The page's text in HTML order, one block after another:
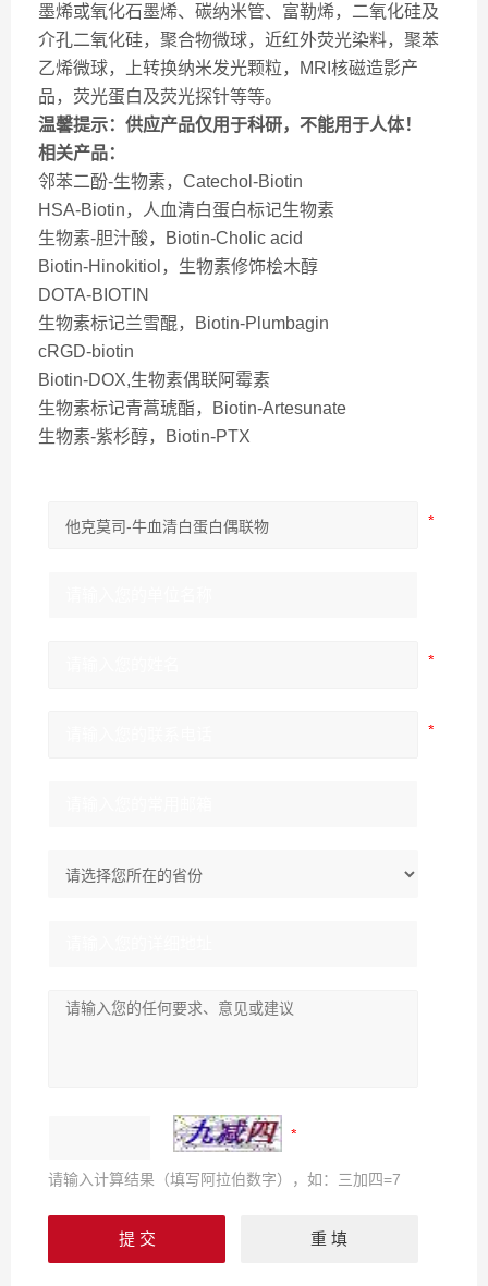
墨烯或氧化石墨烯、碳纳米管、富勒烯，二氧化硅及
介孔二氧化硅，聚合物微球，近红外荧光染料，聚苯
乙烯微球，上转换纳米发光颗粒，MRI核磁造影产
品，荧光蛋白及荧光探针等等。
温馨提示：供应产品仅用于科研，不能用于人体！
相关产品：
邻苯二酚-生物素，Catechol-Biotin
HSA-Biotin，人血清白蛋白标记生物素
生物素-胆汁酸，Biotin-Cholic acid
Biotin-Hinokitiol，生物素修饰桧木醇
DOTA-BIOTIN
生物素标记兰雪醌，Biotin-Plumbagin
cRGD-biotin
Biotin-DOX,生物素偶联阿霉素
生物素标记青蒿琥酯，Biotin-Artesunate
生物素-紫杉醇，Biotin-PTX
请输入计算结果（填写阿拉伯数字），如：三加四=7